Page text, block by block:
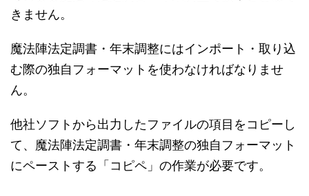
きません。
魔法陣法定調書・年末調整にはインポート・取り込
む際の独自フォーマットを使わなければなりませ
ん。
他社ソフトから出力したファイルの項目をコピーし
て、魔法陣法定調書・年末調整の独自フォーマット
にペーストする「コピペ」の作業が必要です。